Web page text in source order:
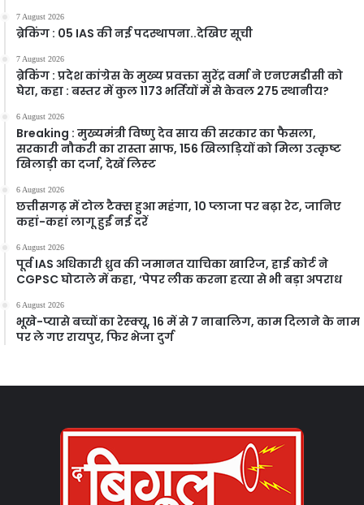
7 August 2026
ब्रेकिंग : 05 IAS की नई पदस्थापना..देखिए सूची
7 August 2026
ब्रेकिंग : प्रदेश कांग्रेस के मुख्य प्रवक्ता सुरेंद्र वर्मा ने एनएमडीसी को
घेरा, कहा : बस्तर में कुल 1173 भर्तियों में से केवल 275 स्थानीय?
6 August 2026
Breaking : मुख्यमंत्री विष्णु देव साय की सरकार का फैसला,
सरकारी नौकरी का रास्ता साफ, 156 खिलाड़ियों को मिला उत्कृष्ट
खिलाड़ी का दर्जा, देखें लिस्‍ट
6 August 2026
छत्तीसगढ़ में टोल टैक्स हुआ महंगा, 10 प्लाजा पर बढ़ा रेट, जानिए
कहां-कहां लागू हुईं नई दरें
6 August 2026
पूर्व IAS अधिकारी ध्रुव की जमानत याचिका खारिज, हाई कोर्ट ने
CGPSC घोटाले में कहा, ‘पेपर लीक करना हत्या से भी बड़ा अपराध
6 August 2026
भूखे-प्यासे बच्चों का रेस्क्यू, 16 में से 7 नाबालिग, काम दिलाने के नाम
पर ले गए रायपुर, फिर भेजा दुर्ग